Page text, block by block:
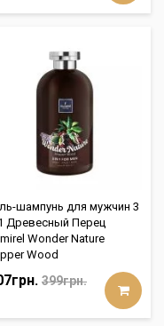
шампунь для мужчин 3
Древесный Перец
Wonder Nature
Wood
399грн.